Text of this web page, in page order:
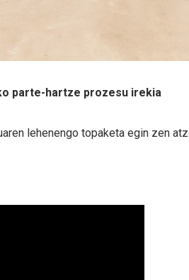
parte-hartze prozesu irekia
lehenengo topaketa egin zen